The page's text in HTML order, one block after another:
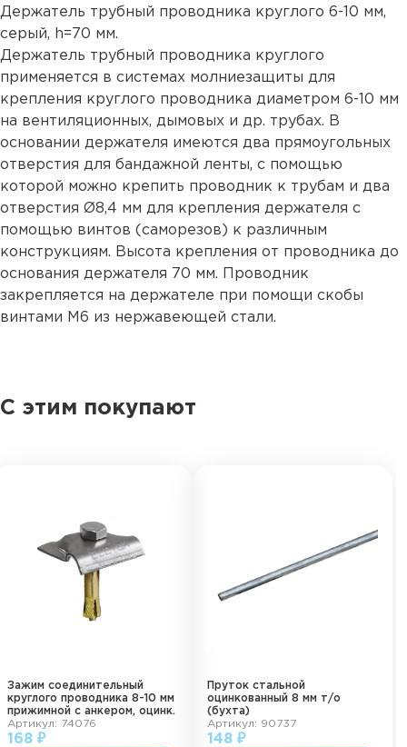
Держатель трубный проводника круглого 6-10 мм,
серый, h=70 мм.
Держатель трубный проводника круглого
применяется в системах молниезащиты для
крепления круглого проводника диаметром 6-10 мм
на вентиляционных, дымовых и др. трубах. В
основании держателя имеются два прямоугольных
отверстия для бандажной ленты, с помощью
которой можно крепить проводник к трубам и два
отверстия Ø8,4 мм для крепления держателя с
помощью винтов (саморезов) к различным
конструкциям. Высота крепления от проводника до
основания держателя 70 мм. Проводник
закрепляется на держателе при помощи скобы
винтами М6 из нержавеющей стали.
С этим покупают
Зажим соединительный
круглого проводника 8-10 мм
прижимной с анкером, оцинк.
Артикул: 74076
168 ₽
Пруток стальной
оцинкованный 8 мм т/о
(бухта)
Артикул: 90737
148 ₽